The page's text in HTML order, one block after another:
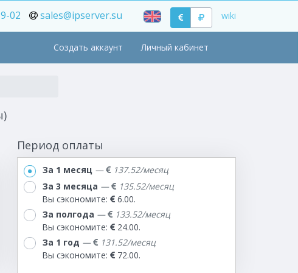
wiki
02 sales@ipserver.su
Личный кабинет
Создать аккаунт
Период оплаты
За 1 месяц —
137.52/месяц
За 3 месяца —
135.52/месяц
Вы сэкономите:
6.00.
За полгода —
133.52/месяц
Вы сэкономите:
24.00.
За 1 год —
131.52/месяц
Вы сэкономите:
72.00.